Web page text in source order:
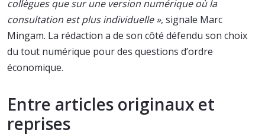
collègues que sur une version numérique où la
consultation est plus individuelle », signale Marc
Mingam. La rédaction a de son côté défendu son choix
du tout numérique pour des questions d’ordre
économique.
Entre articles originaux et
reprises